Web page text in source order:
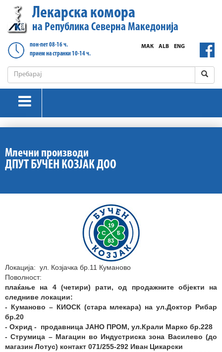
Лекарска комора
на Република Северна Македонија
пон-пет 08-16 ч.
прием на странки 10-14 ч.
ENG
ALB
МАК
Млечни производи
ДПУТ БУЧЕН КОЗЈАК ДОО
Локација: ул. Козјачка бр.11 Куманово
Поволност:
плаќање на 4 (четири) рати, од продажните објекти на
следниве локации:
- Куманово – КИОСК (стара млекара) на ул.Доктор Рибар
бр.20
- Охрид - продавница ЈАНО ПРОМ, ул.Крали Марко бр.228
- Струмица – Магацин во Индустриска зона Василево (до
магазин Лотус) контакт 071/255-292 Иван Цикарски